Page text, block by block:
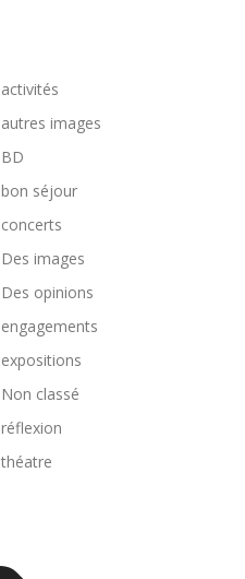
activités
autres images
BD
bon séjour
concerts
Des images
Des opinions
engagements
expositions
Non classé
réflexion
théatre